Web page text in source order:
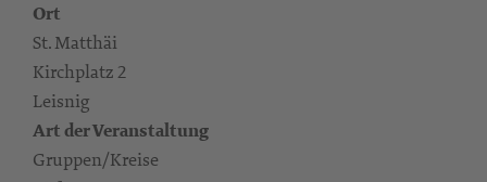
Ort
St. Matthäi
Kirchplatz 2
Leisnig
Art der Veranstaltung
Gruppen/Kreise